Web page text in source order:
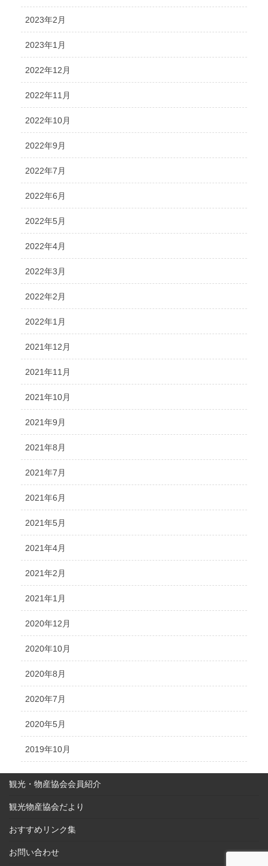
2023年2月
2023年1月
2022年12月
2022年11月
2022年10月
2022年9月
2022年7月
2022年6月
2022年5月
2022年4月
2022年3月
2022年2月
2022年1月
2021年12月
2021年11月
2021年10月
2021年9月
2021年8月
2021年7月
2021年6月
2021年5月
2021年4月
2021年2月
2021年1月
2020年12月
2020年10月
2020年8月
2020年7月
2020年5月
2019年10月
観光・物産協会会員紹介
観光物産協会だより
おすすめリンク集
お問い合わせ